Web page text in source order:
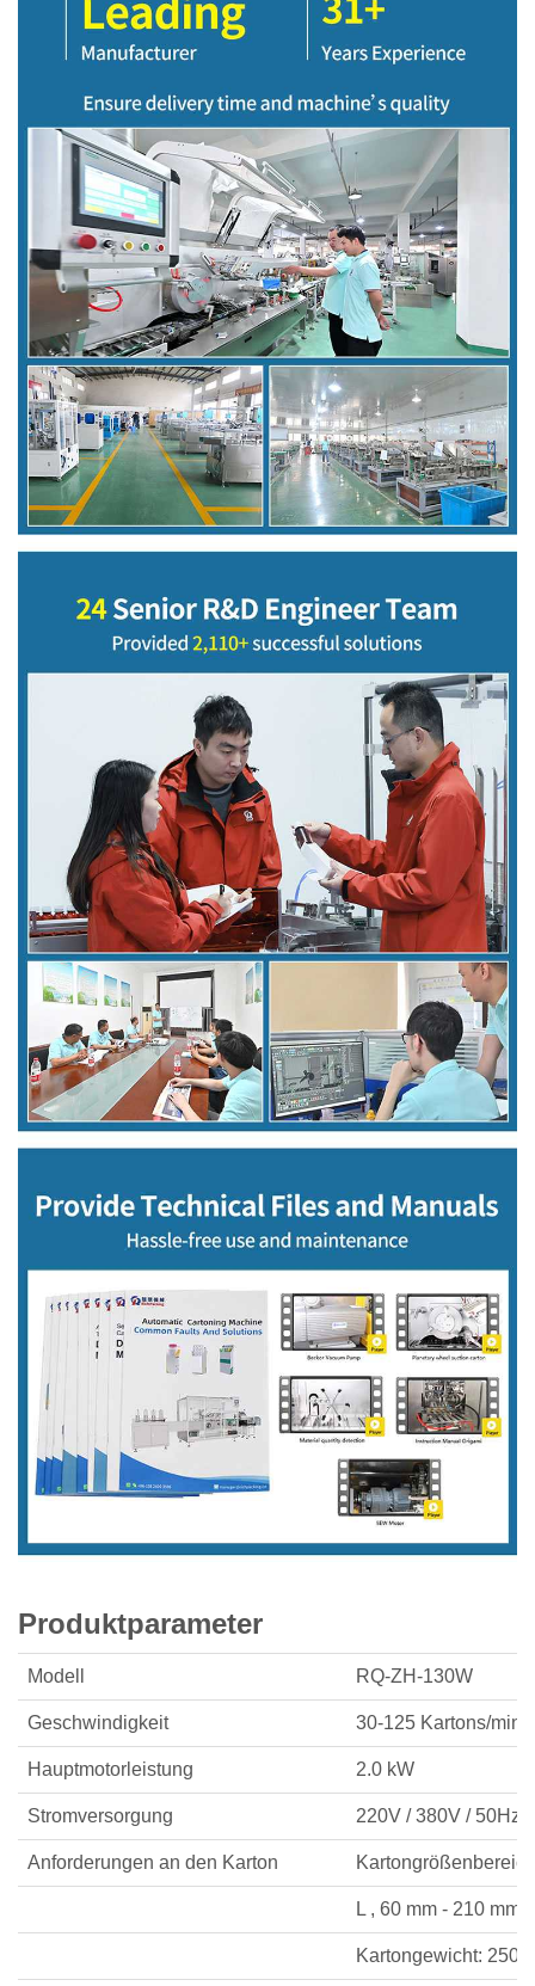
Produktparameter
Modell RQ-ZH-130W
Geschwindigkeit 30-125 Kartons/min
Hauptmotorleistung 2.0 kW
Stromversorgung 220V / 380V / 50Hz
Anforderungen an den Karton
L , 60 mm - 210 mm
Kartongewicht: 250